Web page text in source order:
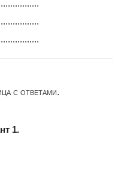
с ответами.
1.